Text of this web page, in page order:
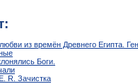
из времён Древнего Египта.
Боги.
R. Зачистка